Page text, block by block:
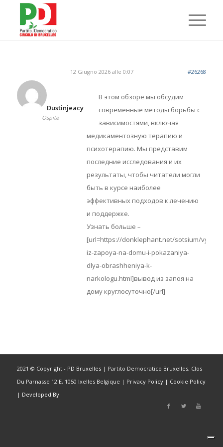
12 Giugno 2026 alle 0:07 #26268
Dustinjeacy
Ospite
В этом обзоре мы обсудим
современные методы борьбы с
зависимостями, включая
медикаментозную терапию и
психотерапию. Мы представим
последние исследования и их
результаты, чтобы читатели могли
быть в курсе наиболее
эффективных подходов к лечению
и поддержке.
Узнать больше –
[url=https://donklephant.net/sotsium/vyvod-
iz-zapoya-na-domu-i-pokazaniya-
dlya-obrashheniya-k-
narkologu.html]вывод из запоя на
дому круглосуточно[/url]
2021 © Copyright - PD Bruxelles| Partito Democratico Bruxelles, Clos
Du Parnasse 12 E, 1050 Ixelles Belgique | Privacy Policy| Cookie Policy
| Developed By